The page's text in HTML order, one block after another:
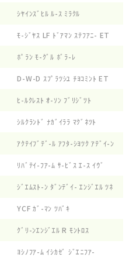
ｼﾔｲﾝｽﾞﾋﾙ ﾙ-ｽ ﾐﾗｸﾙ
ﾓ-ｼﾞﾔｽ LF ﾄﾞｱﾏﾝ ｽﾃﾌｱﾆ- ET
ﾎﾟﾗﾝ ﾓ-ｸﾞﾙ ﾎﾞﾗ-ﾚ
D-W-D ｽﾌﾟﾗﾂｼﾕ ﾁﾖｺﾐﾝﾄ ET
ﾋ-ﾙｸﾚｽﾄ ｵ-ｿﾝ ﾌﾞﾘｼﾞﾂﾄ
ｼﾙｸﾗﾝﾄﾞ ﾅｶﾞｲﾗﾗ ﾏｸﾞﾈﾂﾄ
ｱｸﾃｲﾌﾞﾃﾞ-ﾙ ｱﾌﾀ-ｼﾖﾂｸ ｱﾃﾞｲ-ﾝ
ﾘﾊﾞﾃｲ-ﾌｱ-ﾑ ｻ-ﾋﾞｽ ｴ-ｽ ｲｳﾞ
ｼﾞｴﾑｽﾄ-ﾝ ﾀﾞﾝﾃﾞｲ- ｴﾝｼﾞｴﾙ ﾂﾈ
YCF ｶﾞ-ﾏﾝ ﾂﾊﾞｷ
ｸﾞﾘ-ﾝｴﾝｼﾞｴﾙ R ﾓﾝﾄﾛｽ
ﾖｼﾉﾌｱ-ﾑ ｲｼｶｾﾞ ｼﾞｴﾆﾌｱ-